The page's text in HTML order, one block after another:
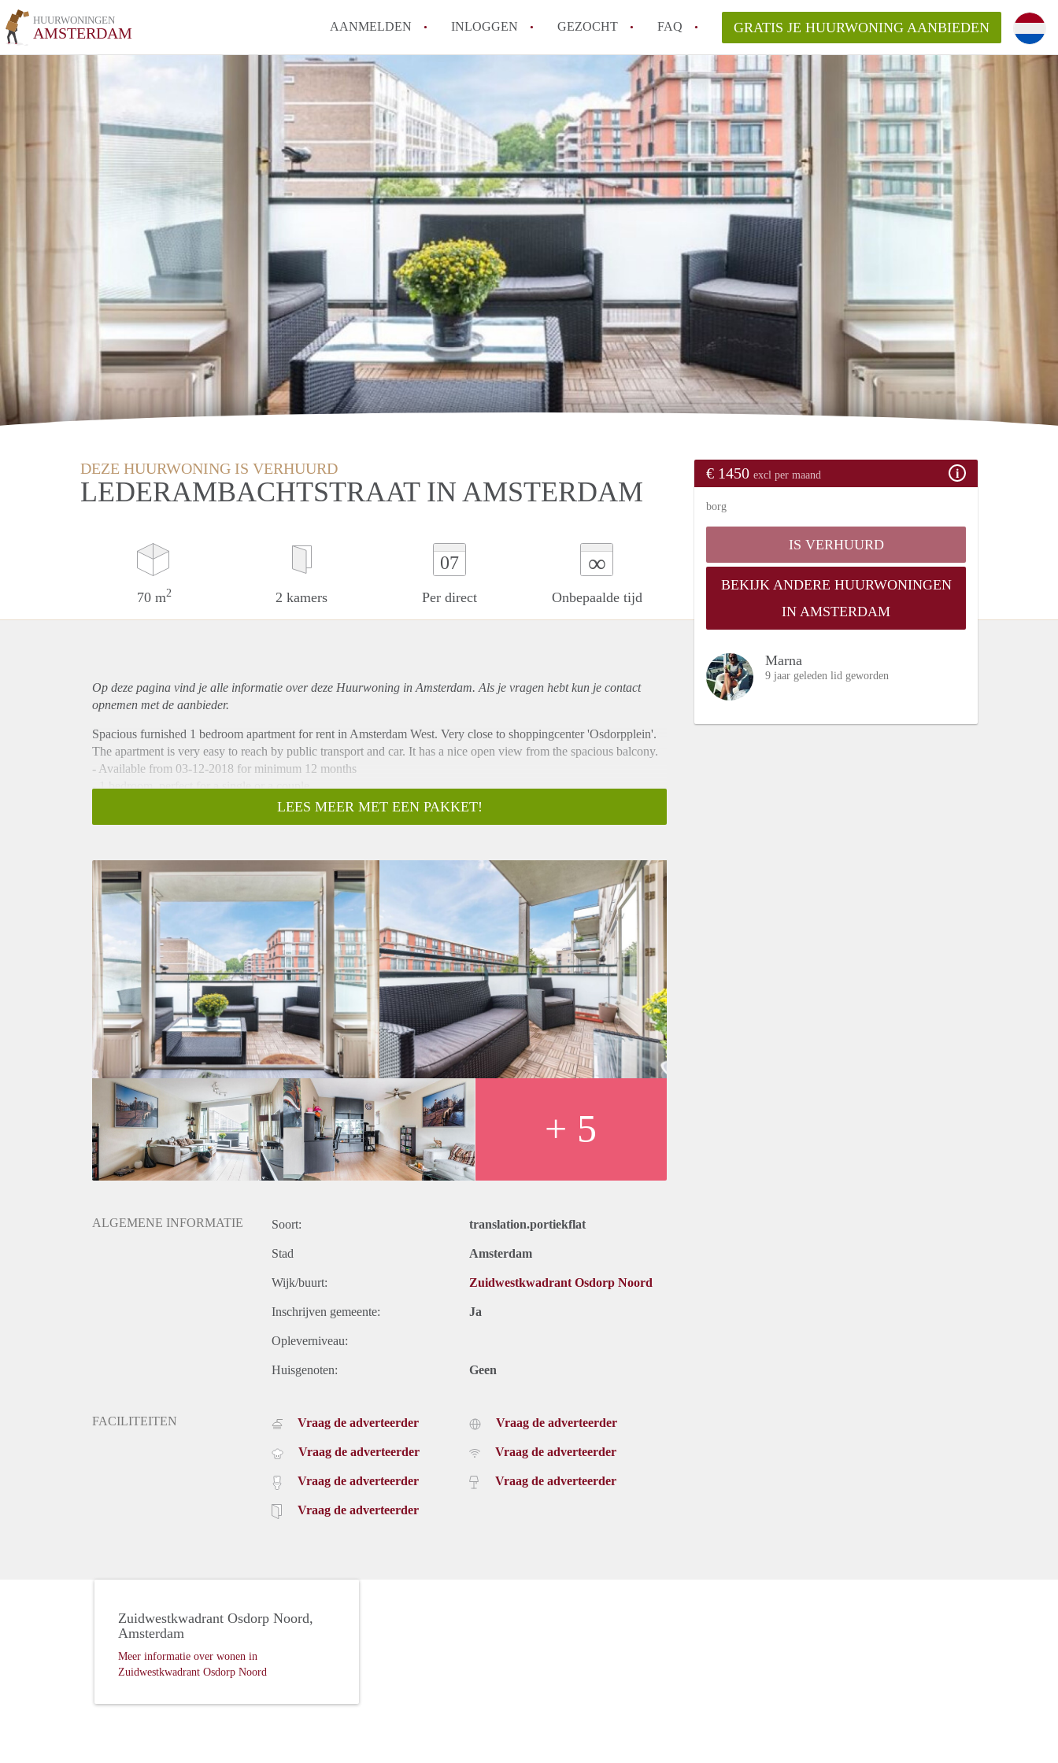
HUURWONINGEN
AMSTERDAM AANMELDEN INLOGGEN GEZOCHT FAQ
Hoe voorkom ik oplichting bij het huren van een woning?
Wat is het verschil tussen sociale huur en vrije sector in Amsterdam?
Heb ik recht op huurtoeslag in Amsterdam?
Hoe vind ik snel een huurwoning in Amsterdam?
Wat is een normale huurprijs voor een studio of appartement in Amsterdam?
Alle veelgestelde vragen
GRATIS JE HUURWONING AANBIEDEN
DEZE HUURWONING IS VERHUURD
LEDERAMBACHTSTRAAT IN AMSTERDAM
70 m2 2 kamers
07
Per direct
∞
Onbepaalde tijd
€ 1450 excl per maand
borg
IS VERHUURD
BEKIJK ANDERE HUURWONINGEN
IN AMSTERDAM
Marna
9 jaar geleden lid geworden
Op deze pagina vind je alle informatie over deze Huurwoning in Amsterdam. Als je vragen hebt kun je contact
opnemen met de aanbieder.
Spacious furnished 1 bedroom apartment for rent in Amsterdam West. Very close to shoppingcenter 'Osdorpplein'.
The apartment is very easy to reach by public transport and car. It has a nice open view from the spacious balcony.
- Available from 03-12-2018 for minimum 12 months
- 1 bedroom, perfect for a single or a couple
- Fully equipped kitchen
- Bathroom with shower and sink
- Separate toilet
- 2nd floor
- Registration possible
- External storage
- Parking permit directly available
- Double glassed windows
Rental price € 1450,- excluding utilities
Deposit equal to 2 months rent
LEES MEER MET EEN PAKKET!
+ 5
ALGEMENE INFORMATIE Soort: translation.portiekflat
Stad Amsterdam
Wijk/buurt: Zuidwestkwadrant Osdorp Noord
Inschrijven gemeente: Ja
Opleverniveau:
Huisgenoten: Geen
FACILITEITEN Vraag de adverteerder
Vraag de adverteerder
Vraag de adverteerder
Vraag de adverteerder
Vraag de adverteerder
Vraag de adverteerder
Vraag de adverteerder
Zuidwestkwadrant Osdorp Noord,
Amsterdam
Meer informatie over wonen in
Zuidwestkwadrant Osdorp Noord